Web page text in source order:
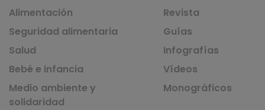
Alimentación
Seguridad alimentaria
Salud
Bebé e infancia
Medio ambiente y
solidaridad
Revista
Guías
Infografías
Vídeos
Monográficos